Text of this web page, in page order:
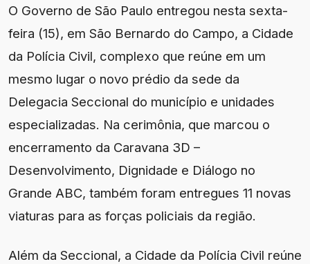
O Governo de São Paulo entregou nesta sexta-
feira (15), em São Bernardo do Campo, a Cidade
da Polícia Civil, complexo que reúne em um
mesmo lugar o novo prédio da sede da
Delegacia Seccional do município e unidades
especializadas. Na cerimônia, que marcou o
encerramento da Caravana 3D –
Desenvolvimento, Dignidade e Diálogo no
Grande ABC, também foram entregues 11 novas
viaturas para as forças policiais da região.
Além da Seccional, a Cidade da Polícia Civil reúne